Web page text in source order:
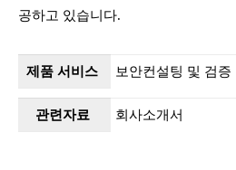
공하고 있습니다.
제품 서비스 보안컨설팅 및 검증
관련자료 회사소개서